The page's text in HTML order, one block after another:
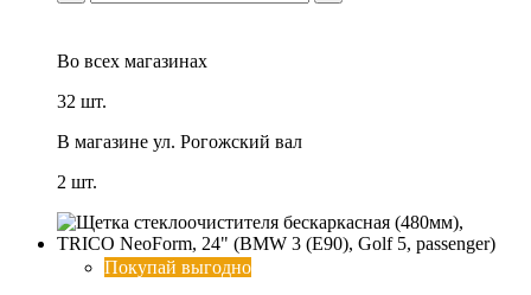
Во всех магазинах
32 шт.
В магазине ул. Рогожский вал
2 шт.
Покупай выгодно